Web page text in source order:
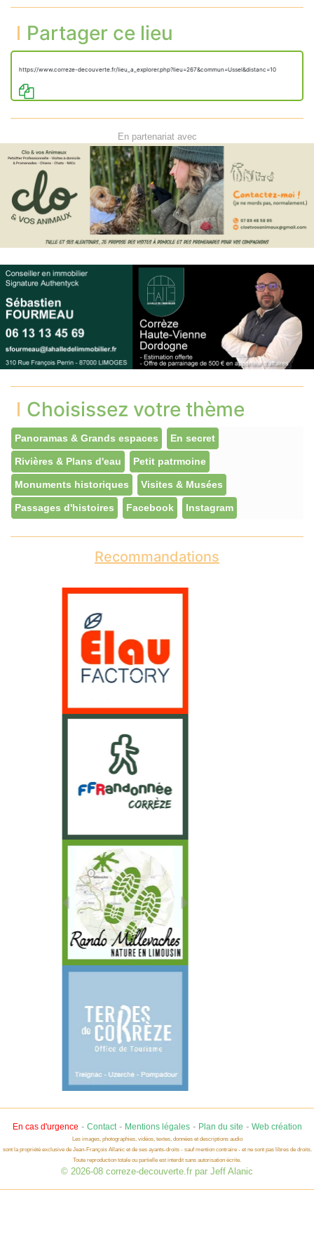
gauche sur la place Alsace
Lorraine
Tourner à gauche sur la
Tourner à droite sur la
Tourner à droite sur la
4.5 m
destination
Partager ce lieu
https://www.correze-decouverte.fr/lieu_a_explorer.php?lieu=267&commun=Ussel&distanc=10
En partenariat avec
Choisissez votre thème
Panoramas & Grands espaces En secret
Rivières & Plans d'eau Petit patrmoine
Monuments historiques Visites & Musées
Passages d'histoires Facebook Instagram
Recommandations
En cas d'urgence - Contact- Mentions légales- Plan du site - Web création
Les images, photographies, vidéos, textes, données et descriptions audio
sont la propriété exclusive de Jean-François Allanic et de ses ayants-droits - sauf mention contraire - et ne sont pas libres de droits.
Toute reproduction totale ou partielle est interdit sans autorisation écrite.
© 2026-08 correze-decouverte.fr par Jeff Alanic